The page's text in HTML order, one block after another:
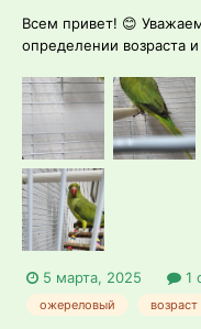
Всем привет! 😊
определении возраста
Конечно, до этого я
особенностях
вникала...
5 марта, 2025 1
ожереловый возраст